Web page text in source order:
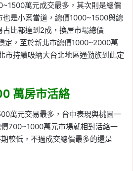
萬元成交最多，其次則是總價
是小案當道，總價1000~1500與總
比都達到2成，換屋市場總價
定，至於新北市總價1000~2000萬
市持續吸納大台北地區通勤族到此定
萬房市活絡
萬元交易最多，台中表現與桃園一
700~1000萬元市場就相對活絡一
較低，不過成交總價最多的還是